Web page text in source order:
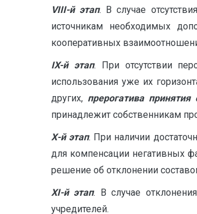
VIII-й этап. В случае
источникам необходимых
кооперативных
IX-й этап. При отсутствии
использования уже их
других, прерогатива принятия
принадлежит собственникам
Х-й этап. При наличии
для компенсации негативных
решение об отклонении
ХI-й этап. В случае
учредителей.